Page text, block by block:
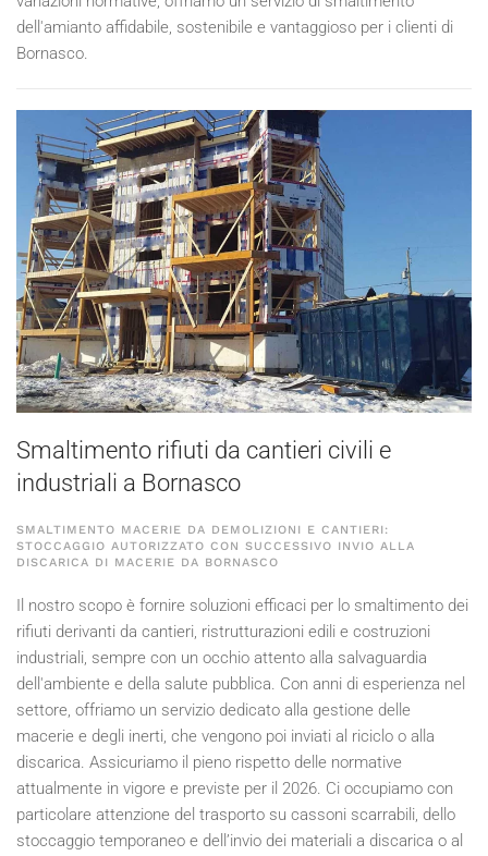
dell'amianto affidabile, sostenibile e vantaggioso per i clienti di
Bornasco.
Smaltimento rifiuti da cantieri civili e
industriali a Bornasco
SMALTIMENTO MACERIE DA DEMOLIZIONI E CANTIERI:
STOCCAGGIO AUTORIZZATO CON SUCCESSIVO INVIO ALLA
DISCARICA DI MACERIE DA BORNASCO
Il nostro scopo è fornire soluzioni efficaci per lo smaltimento dei
rifiuti derivanti da cantieri, ristrutturazioni edili e costruzioni
industriali, sempre con un occhio attento alla salvaguardia
dell'ambiente e della salute pubblica. Con anni di esperienza nel
settore, offriamo un servizio dedicato alla gestione delle
macerie e degli inerti, che vengono poi inviati al riciclo o alla
discarica. Assicuriamo il pieno rispetto delle normative
attualmente in vigore e previste per il 2026. Ci occupiamo con
particolare attenzione del trasporto su cassoni scarrabili, dello
stoccaggio temporaneo e dell’invio dei materiali a discarica o al